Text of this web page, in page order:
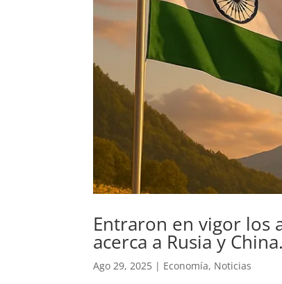
Entraron en vigor los
acerca a Rusia y China.
Ago 29, 2025 | Economía, Noticias